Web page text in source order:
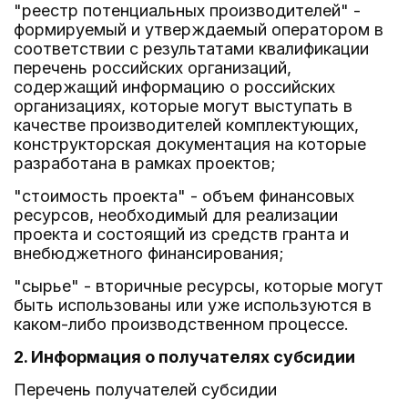
"реестр потенциальных производителей" -
формируемый и утверждаемый оператором в
соответствии с результатами квалификации
перечень российских организаций,
содержащий информацию о российских
организациях, которые могут выступать в
качестве производителей комплектующих,
конструкторская документация на которые
разработана в рамках проектов;
"стоимость проекта" - объем финансовых
ресурсов, необходимый для реализации
проекта и состоящий из средств гранта и
внебюджетного финансирования;
"сырье" - вторичные ресурсы, которые могут
быть использованы или уже используются в
каком-либо производственном процессе.
2. Информация о получателях субсидии
Перечень получателей субсидии